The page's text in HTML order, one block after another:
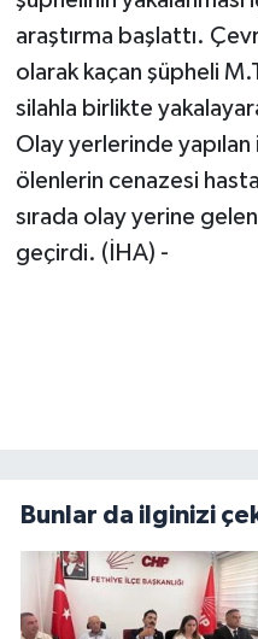
araştırma başlattı.
olarak kaçan şüpheli
silahla birlikte
Olay yerlerinde yapılan
ölenlerin cenazesi
sırada olay yerine gelen
geçirdi. (İHA) -
Bunlar da ilginizi